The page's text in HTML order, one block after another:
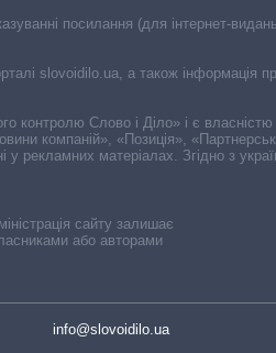
сайту залишає
або авторами
info@slovoidilo.ua
посилання (для інтернет-
slovoidilo.ua, а також
контролю Слово і Діло» і є
компаній», «Позиція»,
рекламних матеріалах. Згідно з